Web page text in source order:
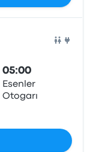
05:00
Esenler
Otogarı